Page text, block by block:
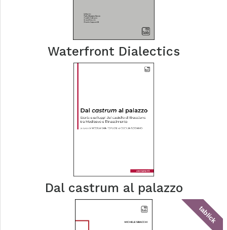
Waterfront Dialectics
Dal castrum al palazzo
tablick